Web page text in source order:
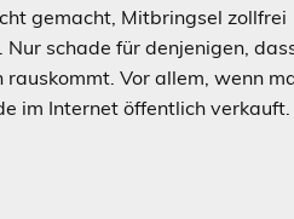
gemacht, Mitbringsel zollfrei
Nur schade für denjenigen,
Vor allem, wenn
im Internet öffentlich verkauft.